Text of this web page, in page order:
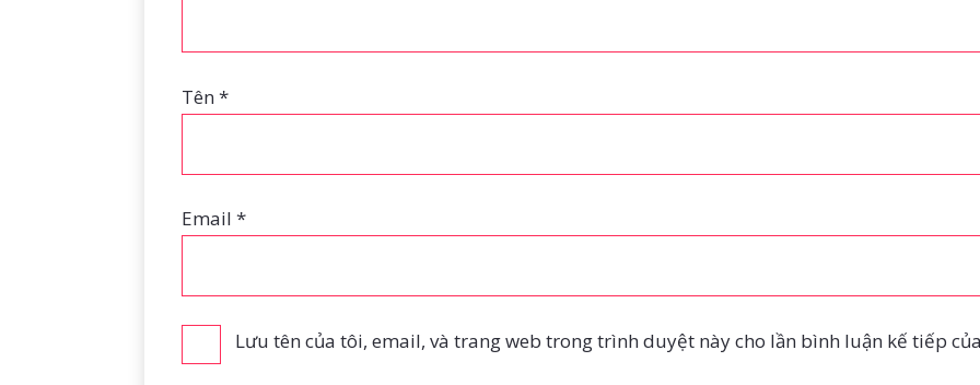
Tên*
Email *
Lưu tên của tôi, email, và trang web trong trình duyệt này cho lần bình luận kế tiếp